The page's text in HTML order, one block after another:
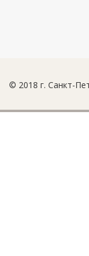
© 2018 г. Санкт-